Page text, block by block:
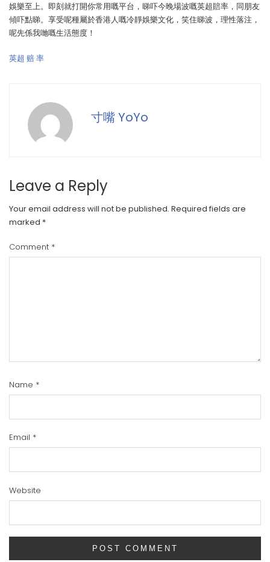
娛樂至上。即刻就打開你常用嘅平台，睇吓今晚場波嘅英超賠率，同朋友
傾吓點睇。享受呢種屬於香港人嘅冷靜娛樂文化，笑住睇波，理性落注，
呢先係我哋嘅生活態度！
英超 赔 率
寸嘴 YoYo
Leave a Reply
Your email address will not be published. Required fields are
marked *
Comment *
Name *
Email *
Website